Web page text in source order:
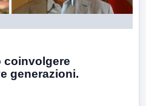
coinvolgere
generazioni.